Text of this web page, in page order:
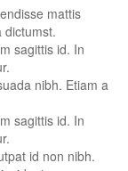
mattis
dictumst.
sagittis id. In
nibh. Etiam a
sagittis id. In
id non nibh.